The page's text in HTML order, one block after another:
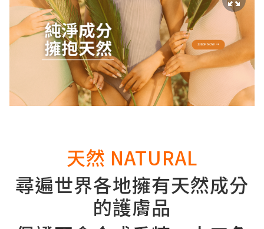
天然 NATURAL
尋遍世界各地擁有天然成分
的護膚品